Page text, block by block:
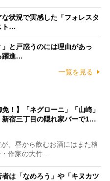
状況で実感した「フォレスタ
ト…
と戸惑うのには理由があっ
躍進…
一覧を見る
免！】「ネグローニ」「山崎」
新宿三丁目の隠れ家バーで1…
、昼から飲むお酒にはまた格
作家の大竹…
者は「なめろう」や「キヌカツ